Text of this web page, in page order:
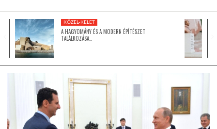
ÁZSIA
LATIN-AMERIKA
KÖZEL-KELET
KÖZEL-KELET
A HAGYOMÁNY ÉS A MODERN ÉPÍTÉSZET
TALÁLKOZÁSA…